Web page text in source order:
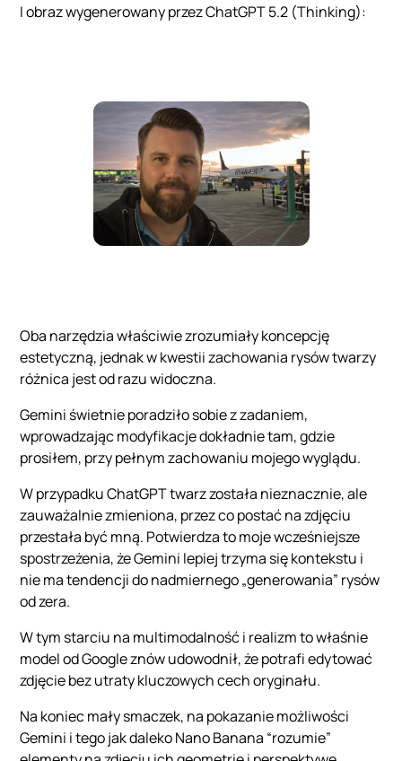
I obraz wygenerowany przez ChatGPT 5.2 (Thinking):
Oba narzędzia właściwie zrozumiały koncepcję
estetyczną, jednak w kwestii zachowania rysów twarzy
różnica jest od razu widoczna.
Gemini świetnie poradziło sobie z zadaniem,
wprowadzając modyfikacje dokładnie tam, gdzie
prosiłem, przy pełnym zachowaniu mojego wyglądu.
W przypadku ChatGPT twarz została nieznacznie, ale
zauważalnie zmieniona, przez co postać na zdjęciu
przestała być mną. Potwierdza to moje wcześniejsze
spostrzeżenia, że Gemini lepiej trzyma się kontekstu i
nie ma tendencji do nadmiernego „generowania” rysów
od zera.
W tym starciu na multimodalność i realizm to właśnie
model od Google znów udowodnił, że potrafi edytować
zdjęcie bez utraty kluczowych cech oryginału.
Na koniec mały smaczek, na pokazanie możliwości
Gemini i tego jak daleko Nano Banana “rozumie”